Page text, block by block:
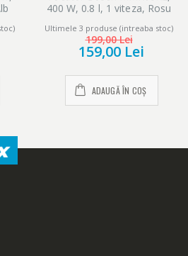
400 W, 0.8 l, 1 viteza, Rosu
Ultimele 3 produse (intreaba stoc)
199,00 Lei
159,00 Lei
ADAUGĂ ÎN COȘ